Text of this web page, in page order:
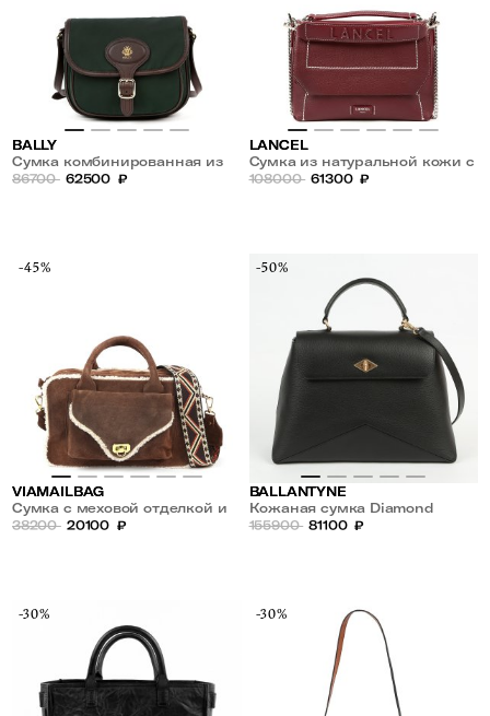
BALLY
Сумка комбинированная из
текстиля и кожи
86700 62500 ₽
LANCEL
Сумка из натуральной кожи с
плечевым ремнем-цепочкой
108000 61300 ₽
-45%
VIAMAILBAG
Сумка с меховой отделкой и
жаккардовым плечевым
38200 20100 ₽
-50%
BALLANTYNE
Кожаная сумка Diamond
155900 81100 ₽
-30% -30%